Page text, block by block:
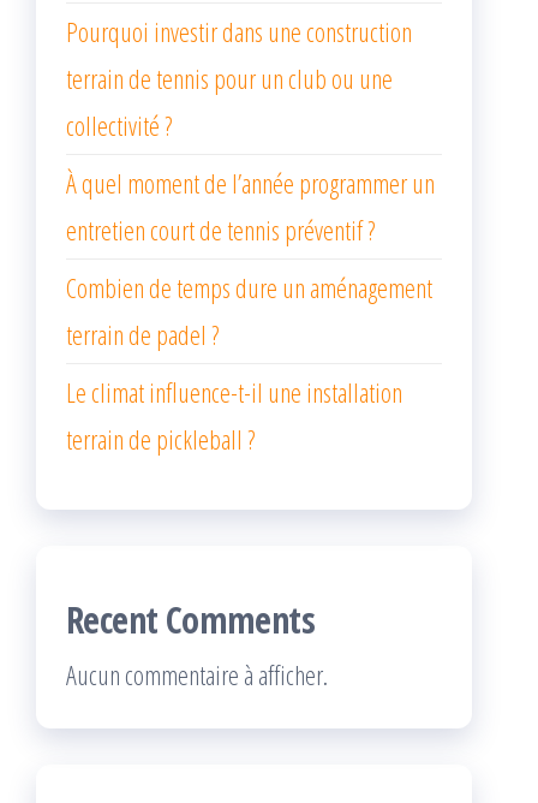
Pourquoi investir dans une construction
terrain de tennis pour un club ou une
collectivité ?
À quel moment de l’année programmer un
entretien court de tennis préventif ?
Combien de temps dure un aménagement
terrain de padel ?
Le climat influence-t-il une installation
terrain de pickleball ?
Recent Comments
Aucun commentaire à afficher.